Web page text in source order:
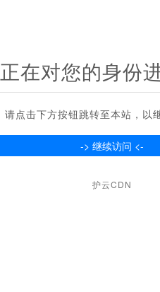
正在对您的身份
请点击下方按钮跳转至本站，以
护云CDN